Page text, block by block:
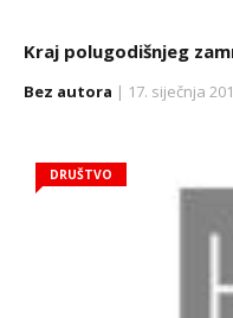
Kraj polugodišnjeg
Bez autora | 17. siječnja
DRUŠTVO